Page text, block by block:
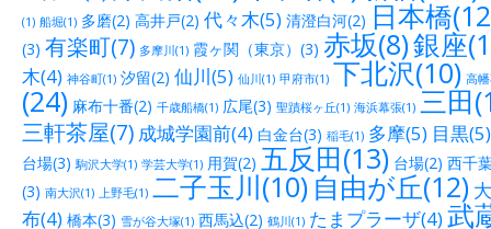
(1) 船堀(1) 多磨(2) 高井戸(2) 代々木(5) 清澄白河(2) 日本橋
(3) 有楽町(7) 多摩川(1) 霞ヶ関（東京）(3) 赤坂(8)銀座
木(4) 神谷町(1) 汐留(2) 仙川(5) 仙川(1) 甲府市(1) 下北沢(10) 高
(24) 麻布十番(2) 千歳船橋(1) 広尾(3) 聖蹟桜ヶ丘(1) 海浜幕張(1) 三田
三軒茶屋(7) 成城学園前(4) 白金台(3) 稲毛(1) 多摩(5) 目黒(5)
台場(3) 駒沢大学(1) 学芸大学(1) 用賀(2) 五反田(13) 台場(2) 西千
(3) 南大沢(1) 上野毛(1) 二子玉川(10) 自由が丘(12)
布(4) 橋本(3) 雪が谷大塚(1) 西馬込(2) 鶴川(1) たまプラーザ(4)武